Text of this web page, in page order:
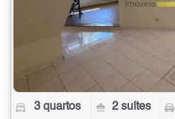
3 quartos 2 suítes